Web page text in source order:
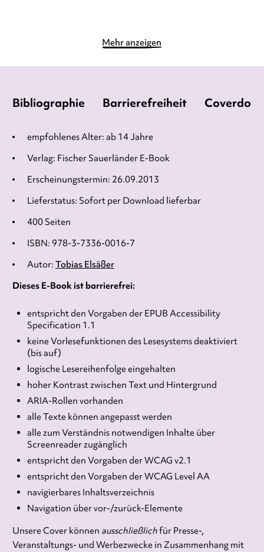
Mehr anzeigen
Bibliographie Barrierefreiheit
Verlag: Fischer Sauerländer E-Book
Erscheinungstermin: 26.09.2013
Lieferstatus: Sofort per Download lieferbar
ISBN: 978-3-7336-0016-7
400 Seiten
Autor: Tobias Elsäßer
empfohlenes Alter: ab 14 Jahre
Dieses E-Book ist barrierefrei:
entspricht den Vorgaben der EPUB Accessibility
Specification 1.1
keine Vorlesefunktionen des Lesesystems deaktiviert
(bis auf)
logische Lesereihenfolge eingehalten
hoher Kontrast zwischen Text und Hintergrund
ARIA-Rollen vorhanden
alle Texte können angepasst werden
alle zum Verständnis notwendigen Inhalte über
Screenreader zugänglich
entspricht den Vorgaben der WCAG v2.1
entspricht den Vorgaben der WCAG Level AA
navigierbares Inhaltsverzeichnis
Navigation über vor-/zurück-Elemente
Unsere Cover können ausschließlichfür Presse-,
Veranstaltungs- und Werbezwecke in Zusammenhang mit